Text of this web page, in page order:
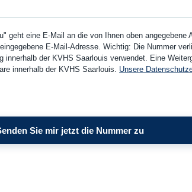
eine E-Mail an die von Ihnen oben
E-Mail-Adresse. Wichtig: Die Nummer
der KVHS Saarlouis verwendet. Eine
innerhalb der KVHS Saarlouis. Unsere